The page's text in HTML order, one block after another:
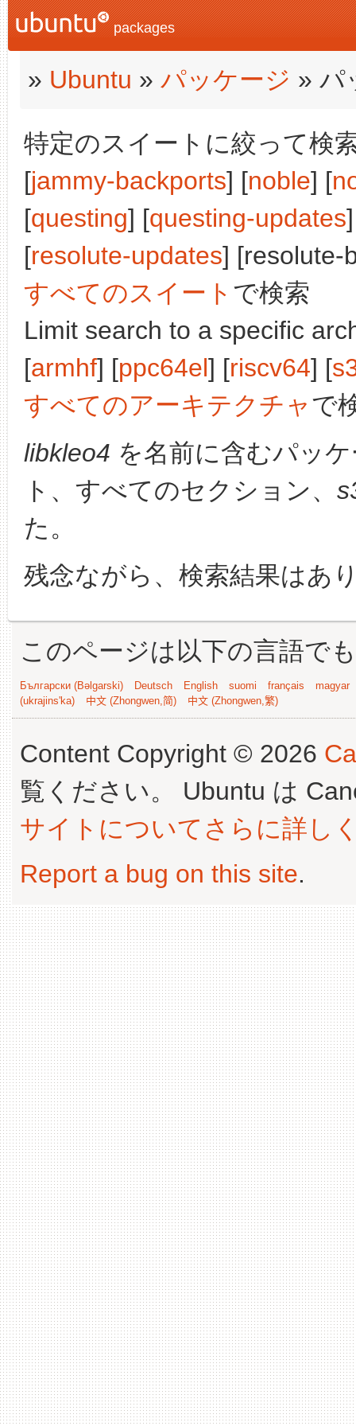
packages
» Ubuntu » パッケージ » パ
特定のスイートに絞って検
[jammy-backports] [noble] [
[questing] [questing-updates
[resolute-updates] [resolute-
すべてのスイート で検索
Limit search to a specific
[armhf] [ppc64el] [riscv64] [
すべてのアーキテクチャで
libkleo4 を名前に含むパッ
ト、すべてのセクション、
た。
残念ながら、検索結果はあ
このページは以下の言語で
Български (Bəlgarski) Deutsch English suomi français
magyar
(ukrajins'ka)
中文 (Zhongwen,简) 中文 (Zhongwen,繁)
Content Copyright © 2026
覧ください。 Ubuntu は
サイトについてさらに詳し
Report a bug on this site.